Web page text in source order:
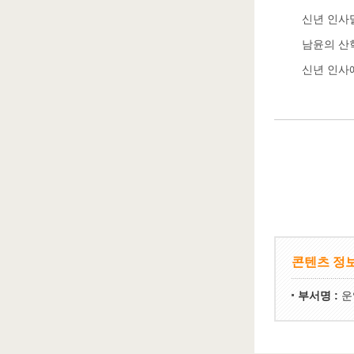
신년 인사
남윤의 산
신년 인사
콘텐츠 정
부서명 :